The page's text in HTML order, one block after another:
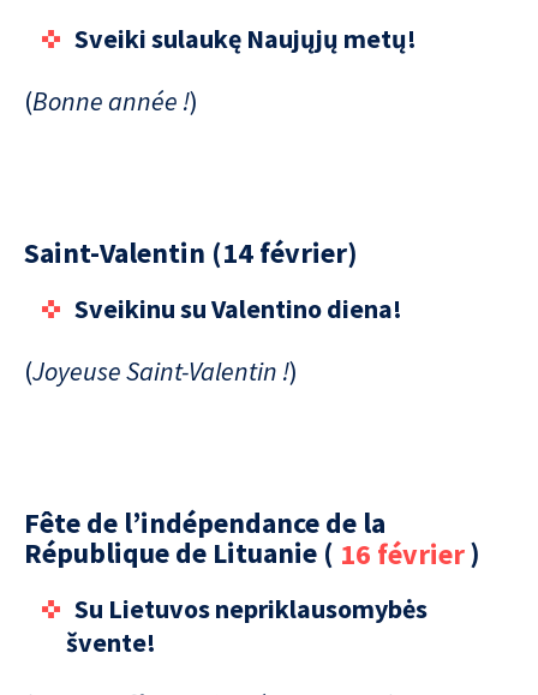
Sveiki sulaukę Naujųjų metų!
(Bonne année !)
Saint-Valentin (14 février)
Sveikinu su Valentino diena!
(Joyeuse Saint-Valentin !)
Fête de l’indépendance de la
République de Lituanie ( 16 février)
Su Lietuvos nepriklausomybės
švente!